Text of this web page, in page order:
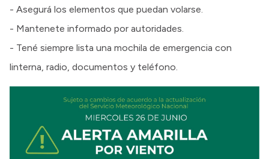
- Asegurá los elementos que puedan volarse.
- Mantenete informado por autoridades.
- Tené siempre lista una mochila de emergencia con
linterna, radio, documentos y teléfono.